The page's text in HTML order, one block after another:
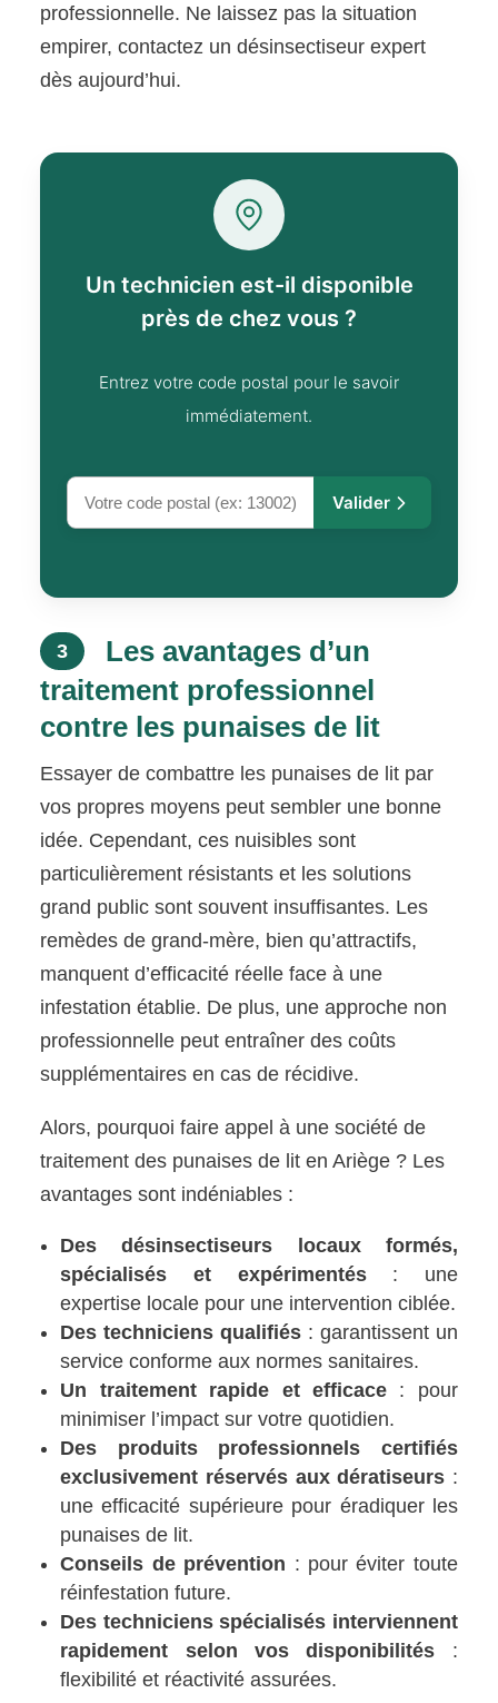
professionnelle. Ne laissez pas la situation
empirer, contactez un désinsectiseur expert
dès aujourd’hui.
Un technicien est-il disponible
près de chez vous ?
Entrez votre code postal pour le savoir
immédiatement.
Valider
3
Les avantages d’un
traitement professionnel
contre les punaises de lit
Essayer de combattre les punaises de lit par
vos propres moyens peut sembler une bonne
idée. Cependant, ces nuisibles sont
particulièrement résistants et les solutions
grand public sont souvent insuffisantes. Les
remèdes de grand-mère, bien qu’attractifs,
manquent d’efficacité réelle face à une
infestation établie. De plus, une approche non
professionnelle peut entraîner des coûts
supplémentaires en cas de récidive.
Alors, pourquoi faire appel à une société de
traitement des punaises de lit en Ariège ? Les
avantages sont indéniables :
Des désinsectiseurs locaux formés,
spécialisés et expérimentés: une
expertise locale pour une intervention ciblée.
Des techniciens qualifiés : garantissent un
service conforme aux normes sanitaires.
Un traitement rapide et efficace: pour
minimiser l’impact sur votre quotidien.
Des produits professionnels certifiés
exclusivement réservés aux dératiseurs :
une efficacité supérieure pour éradiquer les
punaises de lit.
Conseils de prévention : pour éviter toute
réinfestation future.
Des techniciens spécialisés interviennent
rapidement selon vos disponibilités :
flexibilité et réactivité assurées.